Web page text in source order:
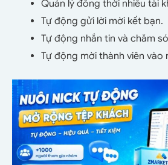
Quản lý đồng thời nhiều tài
Tự động gửi lời mời kết bạn.
Tự động nhắn tin và chăm
Tự động mời thành viên vào